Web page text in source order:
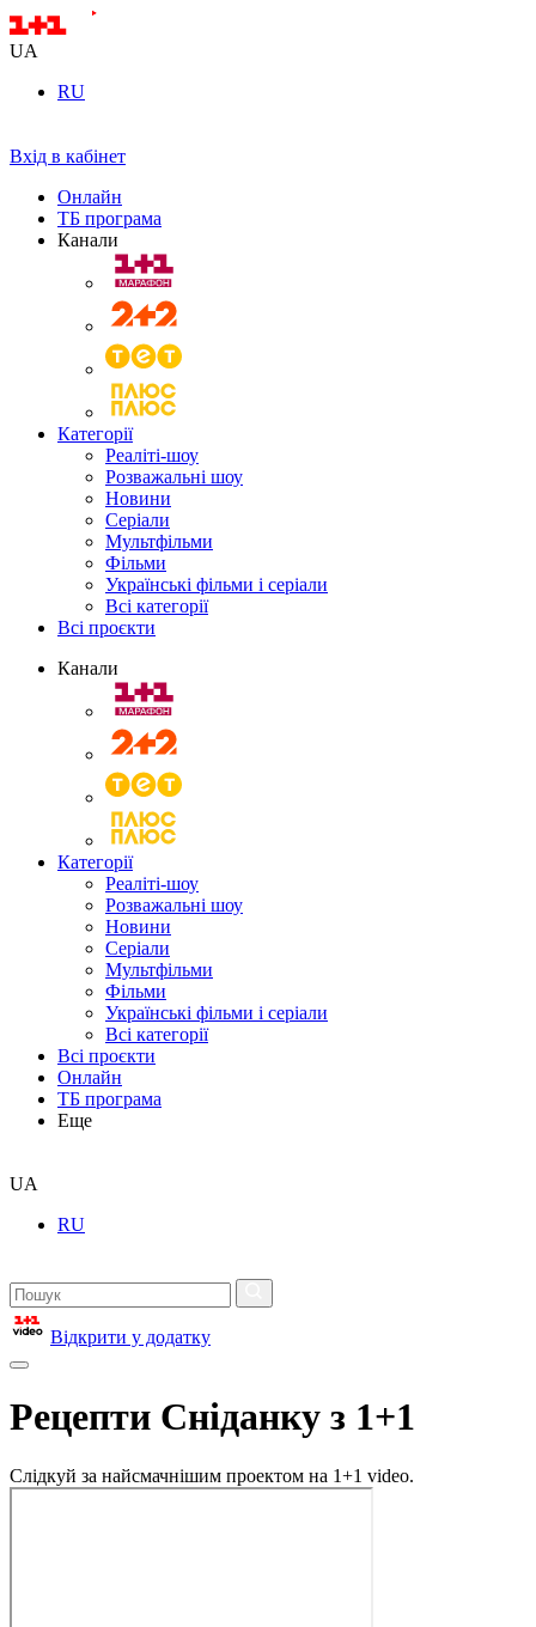
UA
RU
Вхід в кабінет
Онлайн
ТБ програма
Канали
Категорії
Реаліті-шоу
Розважальні шоу
Новини
Серіали
Мультфільми
Фільми
Українські фільми і серіали
Всі категорії
Всі проєкти
Канали
Категорії
Реаліті-шоу
Розважальні шоу
Новини
Серіали
Мультфільми
Фільми
Українські фільми і серіали
Всі категорії
Всі проєкти
Онлайн
ТБ програма
Еще
UA
RU
Відкрити у додатку
Рецепти Сніданку з 1+1
Слідкуй за найсмачнішим проектом на 1+1 video.